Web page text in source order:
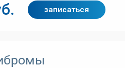
записаться